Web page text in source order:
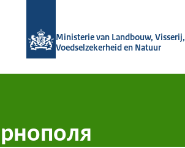
Ministerie van Landbouw, Visserij,
Voedselzekerheid en Natuur